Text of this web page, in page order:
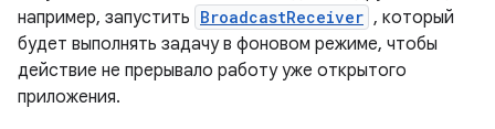
например, запустить BroadcastReceiver , который
будет выполнять задачу в фоновом режиме, чтобы
действие не прерывало работу уже открытого
приложения.